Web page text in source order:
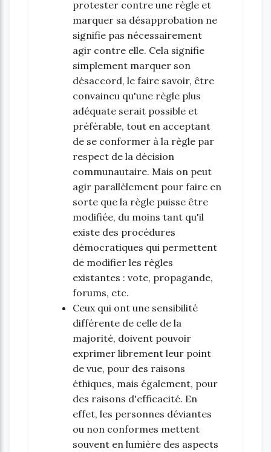
protester contre une règle et
marquer sa désapprobation ne
signifie pas nécessairement
agir contre elle. Cela signifie
simplement marquer son
désaccord, le faire savoir, être
convaincu qu'une règle plus
adéquate serait possible et
préférable, tout en acceptant
de se conformer à la règle par
respect de la décision
communautaire. Mais on peut
agir parallèlement pour faire en
sorte que la règle puisse être
modifiée, du moins tant qu'il
existe des procédures
démocratiques qui permettent
de modifier les règles
existantes : vote, propagande,
forums, etc.
Ceux qui ont une sensibilité
différente de celle de la
majorité, doivent pouvoir
exprimer librement leur point
de vue, pour des raisons
éthiques, mais également, pour
des raisons d'efficacité. En
effet, les personnes déviantes
ou non conformes mettent
souvent en lumière des aspects